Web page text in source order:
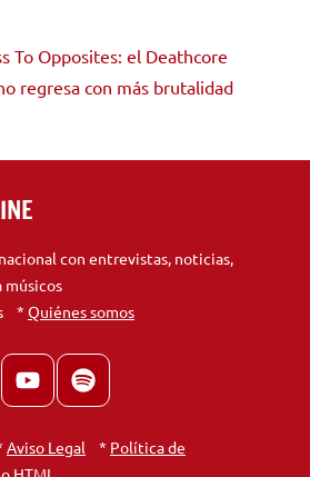
To Opposites: el Deathcore
regresa con más brutalidad
con entrevistas, noticias,
músicos
* Quiénes somos
youtubespotify
Aviso Legal * Política de